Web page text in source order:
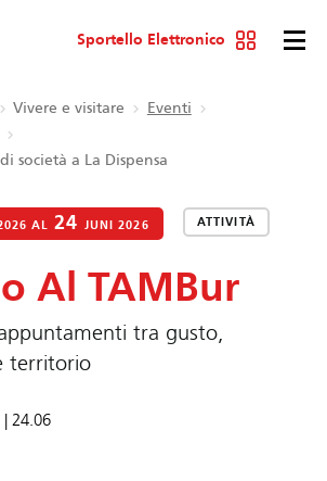
Sportello Elettronico
Vivere e visitare
Eventi
società a La Dispensa
AL 24 JUNI 2026 ATTIVITÀ
Al TAMBur
tra gusto,
territorio
24.06